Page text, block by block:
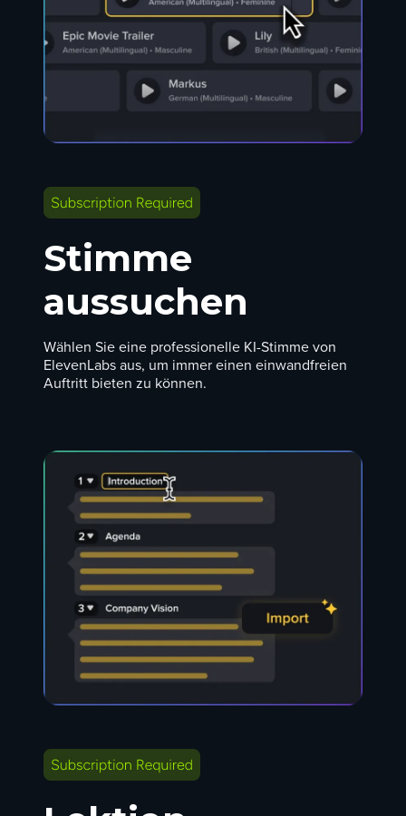
Stimme
aussuchen
Wählen Sie eine professionelle KI-Stimme von
ElevenLabs aus, um immer einen einwandfreien
Auftritt bieten zu können.